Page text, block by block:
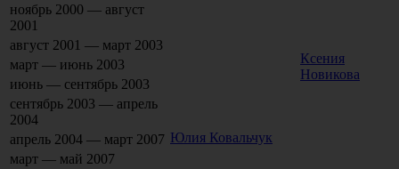
Ксения
Новикова
ноябрь 2000 — август
2001
август 2001 — март 2003
Юлия Ковальчук
март — июнь 2003
июнь — сентябрь 2003
сентябрь 2003 — апрель
2004
апрель 2004 — март 2007
март — май 2007